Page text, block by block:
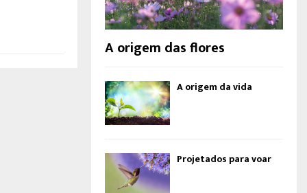
A origem das flores
A origem da vida
Projetados para voar